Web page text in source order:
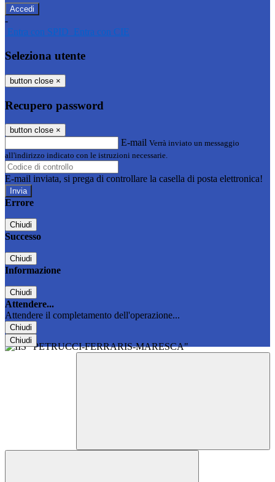
-
Entra con SPID Entra con CIE
Seleziona utente
button close ×
Recupero password
button close ×
E-mail Verrà inviato un messaggio
all'indirizzo indicato con le istruzioni necessarie.
E-mail inviata, si prega di controllare la casella di posta elettronica!
Errore
Chiudi
Successo
Chiudi
Informazione
Chiudi
Attendere...
Attendere il completamento dell'operazione...
Chiudi
Chiudi